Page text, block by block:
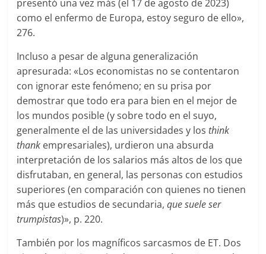
presentó una vez más (el 17 de agosto de 2023)
como el enfermo de Europa, estoy seguro de ello»,
276.
Incluso a pesar de alguna generalización
apresurada: «Los economistas no se contentaron
con ignorar este fenómeno; en su prisa por
demostrar que todo era para bien en el mejor de
los mundos posible (y sobre todo en el suyo,
generalmente el de las universidades y los think
thank empresariales), urdieron una absurda
interpretación de los salarios más altos de los que
disfrutaban, en general, las personas con estudios
superiores (en comparación con quienes no tienen
más que estudios de secundaria,que suele ser
trumpistas)», p. 220.
También por los magníficos sarcasmos de ET. Dos